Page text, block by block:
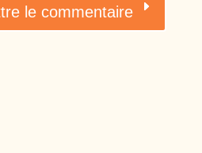
le commentaire